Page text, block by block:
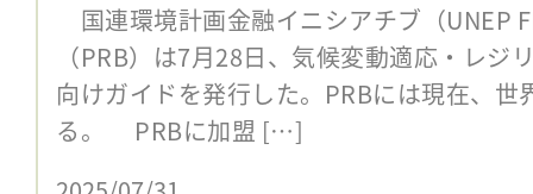
国連環境計画金融イニシアチブ（UNEP
（PRB）は7月28日、気候変動適応・レジ
向けガイドを発行した。PRBには現在、世
る。 PRBに加盟 […]